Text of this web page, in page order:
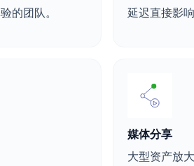
的团队。
延迟直接影响
媒体分享
大型资产放